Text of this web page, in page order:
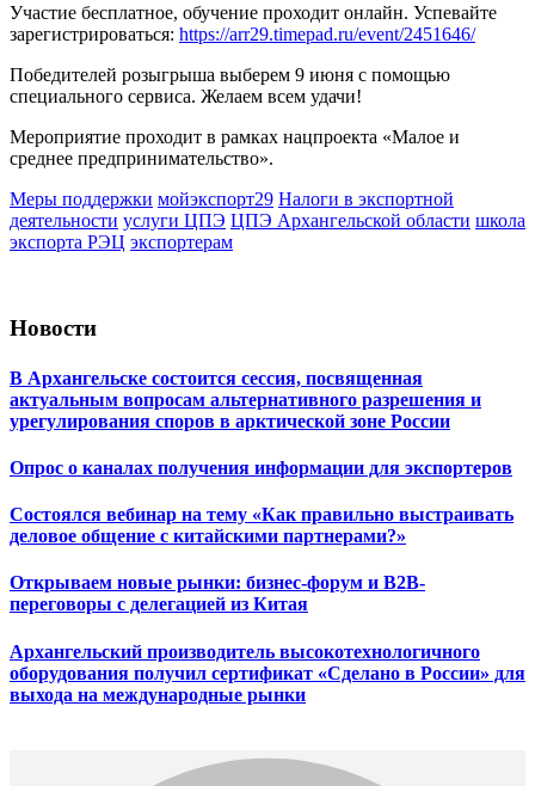
Участие бесплатное, обучение проходит онлайн. Успевайте
зарегистрироваться: https://arr29.timepad.ru/event/2451646/
Победителей розыгрыша выберем 9 июня с помощью
специального сервиса. Желаем всем удачи!
Мероприятие проходит в рамках нацпроекта «Малое и
среднее предпринимательство».
Меры поддержки мойэкспорт29 Налоги в экспортной
деятельности услуги ЦПЭ ЦПЭ Архангельской области школа
экспорта РЭЦ экспортерам
Новости
В Архангельске состоится сессия, посвященная
актуальным вопросам альтернативного разрешения и
урегулирования споров в арктической зоне России
Опрос о каналах получения информации для экспортеров
Состоялся вебинар на тему «Как правильно выстраивать
деловое общение с китайскими партнерами?»
Открываем новые рынки: бизнес-форум и B2B-
переговоры с делегацией из Китая
Архангельский производитель высокотехнологичного
оборудования получил сертификат «Сделано в России» для
выхода на международные рынки